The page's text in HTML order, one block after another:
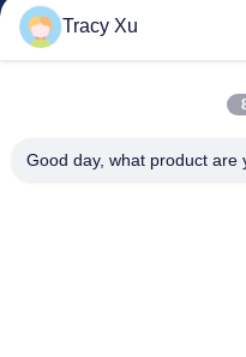
EVの
lsvの
Tracy Xu
Good day, what product are